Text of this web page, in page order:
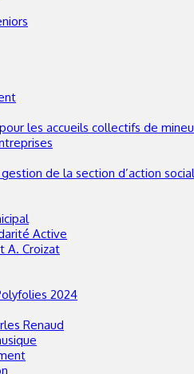
les accueils collectifs de
de la section d’action
Active
A. Croizat
2024
Renaud